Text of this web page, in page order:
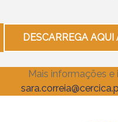
DESCARREGA
Mais informações